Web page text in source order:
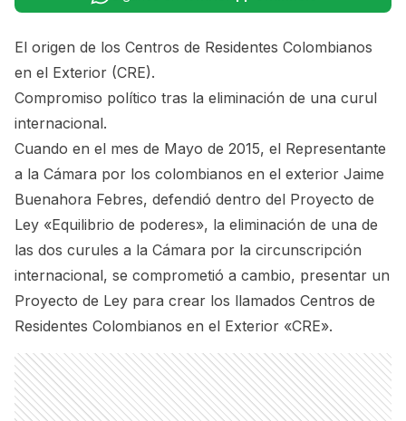
El origen de los Centros de Residentes Colombianos
en el Exterior (CRE).
Compromiso político tras la eliminación de una curul
internacional.
Cuando en el mes de Mayo de 2015, el Representante
a la Cámara por los colombianos en el exterior Jaime
Buenahora Febres, defendió dentro del Proyecto de
Ley «Equilibrio de poderes», la eliminación de una de
las dos curules a la Cámara por la circunscripción
internacional, se comprometió a cambio, presentar un
Proyecto de Ley para crear los llamados Centros de
Residentes Colombianos en el Exterior «CRE».